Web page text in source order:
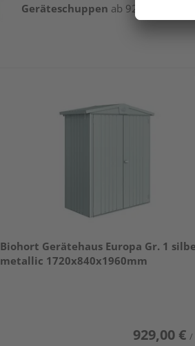
Geräteschuppen ab 929,00 € / Stk.
Biohort Gerätehaus Europa Gr. 1
metallic 1720x840x1960mm
929,00 € /